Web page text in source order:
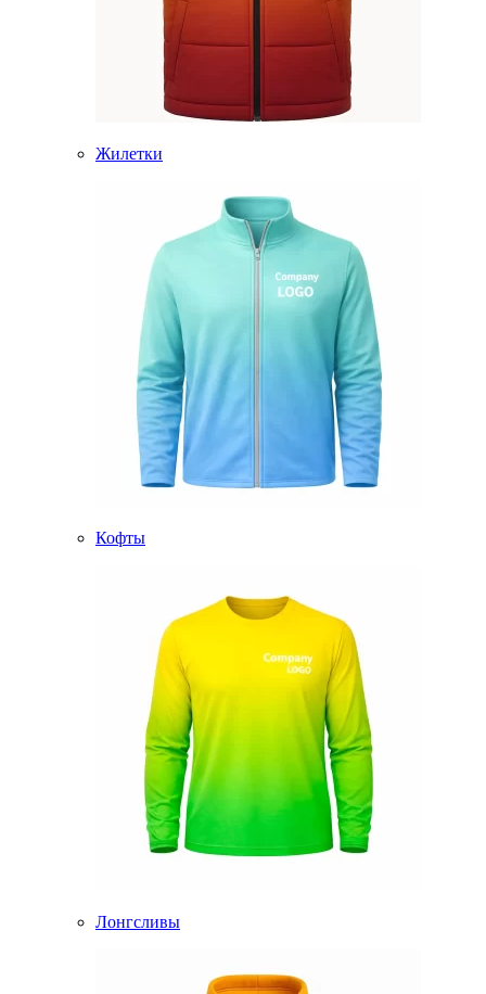
Жилетки
Кофты
Лонгсливы